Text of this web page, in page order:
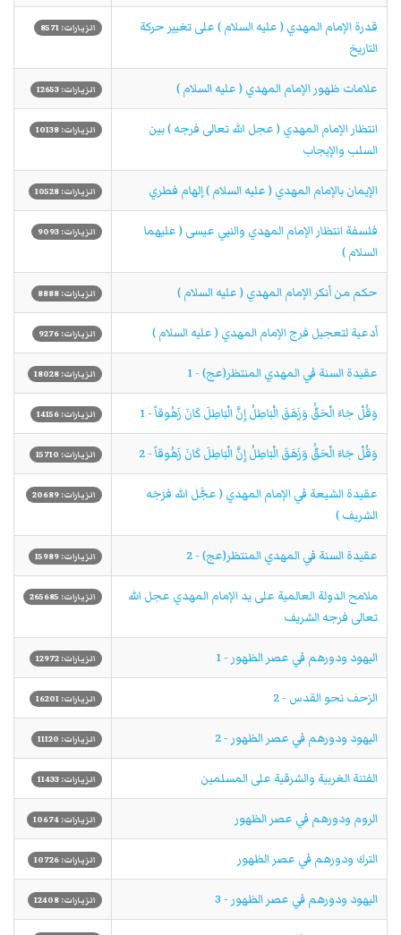
قدرة الإمام المهدي ( عليه السلام ) على تغيير حركة
التاريخ
الزيارات: 8571
علامات ظهور الإمام المهدي ( عليه السلام ) الزيارات: 12653
انتظار الإمام المهدي ( عجل الله تعالى فرجه ) بين
السلب والإيجاب
الزيارات: 10138
الإيمان بالإمام المهدي ( عليه السلام ) إلهام فطري الزيارات: 10528
فلسفة انتظار الإمام المهدي والنبي عيسى ( عليهما
السلام )
الزيارات: 9093
حكم من أنكر الإمام المهدي ( عليه السلام ) الزيارات: 8888
أدعية لتعجيل فرج الإمام المهدي ( عليه السلام ) الزيارات: 9276
عقيدة السنة في المهدي المنتظر(عج) - 1 الزيارات: 18028
وَقُلْ جَاءَ الْحَقُّ وَزَهَقَ الْبَاطِلُ إِنَّ الْبَاطِلَ كَانَ زَهُوقاً - 1 الزيارات: 14156
وَقُلْ جَاءَ الْحَقُّ وَزَهَقَ الْبَاطِلُ إِنَّ الْبَاطِلَ كَانَ زَهُوقاً - 2 الزيارات: 15710
عقيدة الشيعة في الإمام المهدي ( عجَّل الله فرَجَه
الشریف )
الزيارات: 20689
عقيدة السنة في المهدي المنتظر(عج) - 2 الزيارات: 15989
ملامح الدولة العالمية على يد الإمام المهدي عجل الله
تعالى فرجه الشريف
الزيارات: 265685
اليهود ودورهم في عصر الظهور - 1 الزيارات: 12972
الزحف نحو القدس - 2 الزيارات: 16201
اليهود ودورهم في عصر الظهور - 2 الزيارات: 11120
الفتنة الغربية والشرقية على المسلمين الزيارات: 11433
الروم ودورهم في عصر الظهور الزيارات: 10674
الترك ودورهم في عصر الظهور الزيارات: 10726
اليهود ودورهم في عصر الظهور - 3 الزيارات: 12408